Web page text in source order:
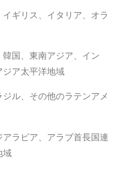
ギリス、イタリア、オラ
国、東南アジア、イン
ジア太平洋地域
ル、その他のラテンアメ
ラビア、アラブ首長国連
域